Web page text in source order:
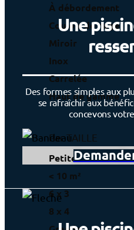
À débordement
Couloir de nage
Miroir
Inox
Carrelée
Haut de gamme
Par TAILLE
Petite
< 10 m²
6 x 3
8 x 4
Une
Des formes simples aux
se rafraîchir aux
concevons